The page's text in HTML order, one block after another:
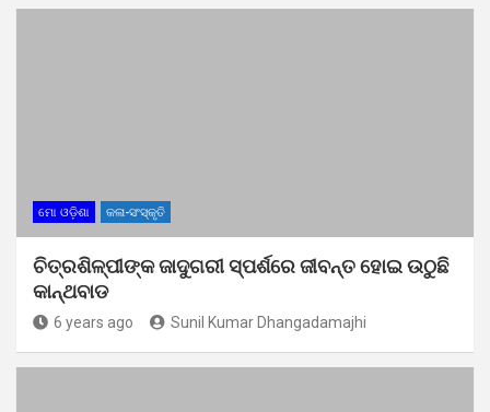
ମୋ ଓଡ଼ିଶା କଳା-ସଂସ୍କୃତି
ଚିତ୍ରଶିଳ୍ପୀଙ୍କ ଜାଦୁଗରୀ ସ୍ପର୍ଶରେ ଜୀବନ୍ତ ହୋଇ ଉଠୁଛି
କାନ୍ଥବାଡ
6 years ago Sunil Kumar Dhangadamajhi